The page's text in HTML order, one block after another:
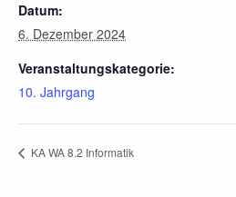
Datum:
6. Dezember 2024
Veranstaltungskategorie:
10. Jahrgang
KA WA 8.2 Informatik